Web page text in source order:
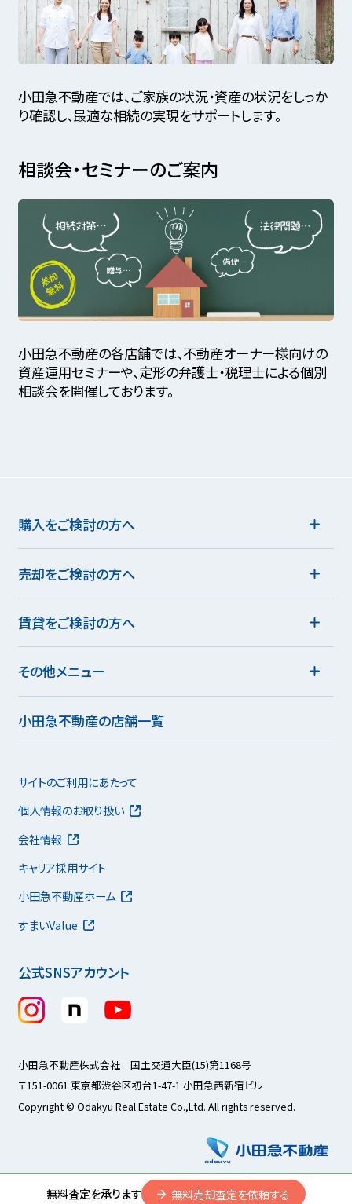
小田急不動産では、ご家族の状況・資産の状況をしっか
り確認し、最適な相続の実現をサポートします。
相談会・セミナーのご案内
小田急不動産の各店舗では、不動産オーナー様向けの
資産運用セミナーや、定形の弁護士・税理士による個別
相談会を開催しております。
無料査定を承ります 無料売却査定を依頼する
購入をご検討の方へ
売却をご検討の方へ
賃貸をご検討の方へ
その他メニュー
小田急不動産の店舗一覧
公式SNSアカウント
サイトのご利用にあたって
個人情報のお取り扱い
会社情報
キャリア採用サイト
小田急不動産ホーム
すまいValue
小田急不動産株式会社 国土交通大臣(15)第1168号
〒151-0061 東京都渋谷区初台1-47-1 小田急西新宿ビル
Copyright © Odakyu Real Estate Co.,Ltd. All rights reserved.